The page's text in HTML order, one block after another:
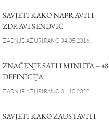
SAVJETI KAKO NAPRAVITI
ZDRAVI SENDVIČ
ZADNJE AŽURIRANO 04.05.2016.
ZNAČENJE SATI I MINUTA – 48
DEFINICIJA
ZADNJE AŽURIRANO 31.10.2022.
SAVJETI KAKO ZAUSTAVITI